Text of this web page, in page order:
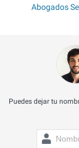
Abogados
Puedes dejar tu